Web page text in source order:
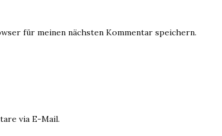
für meinen nächsten Kommentar speichern.
via E-Mail.